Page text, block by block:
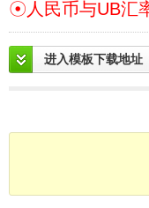
☉人民币与UB汇
进入模板下载地址